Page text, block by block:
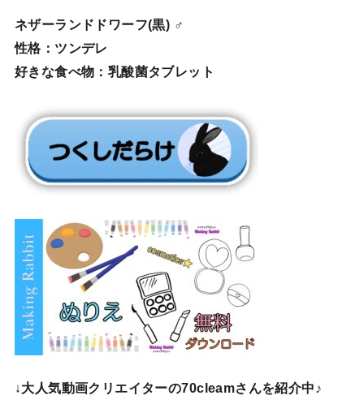
ネザーランドドワーフ(黒) ♂
性格：ツンデレ
好きな食べ物：乳酸菌タブレット
↓大人気動画クリエイターの70cleamさんを紹介中♪